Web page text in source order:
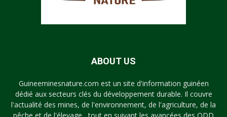
ABOUT US
Guineeminesnature.com est un site d'information guinéen
dédié aux secteurs clés du développement durable. Il couvre
l'actualité des mines, de l'environnement, de l'agriculture, de la